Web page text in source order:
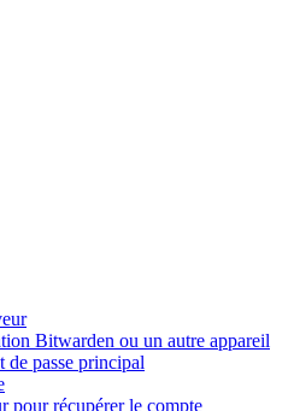
Bitwarden ou un autre appareil
de passe principal
pour récupérer le compte